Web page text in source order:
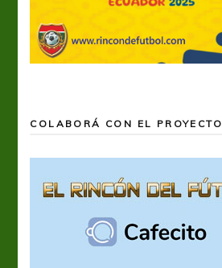
COLABORÁ CON EL PROYECTO